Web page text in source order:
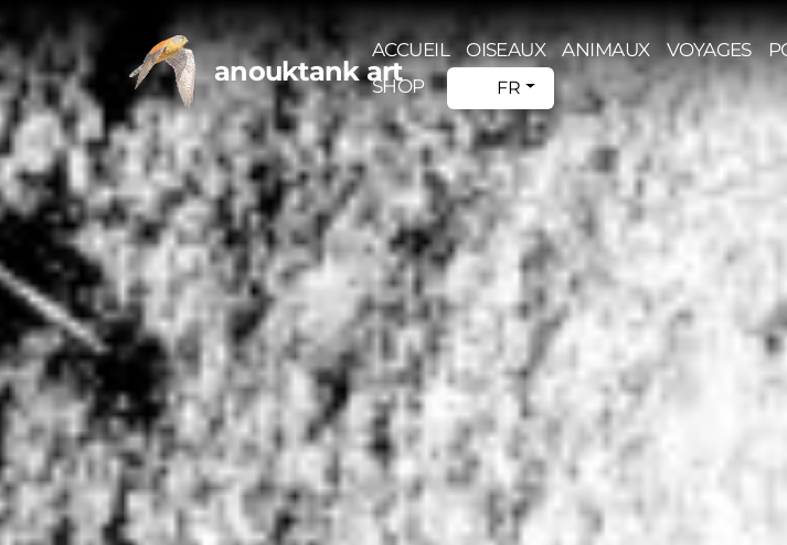
anouktank art
ACCUEIL OISEAUX ANIMAUX VOYAGES
SHOP
FR